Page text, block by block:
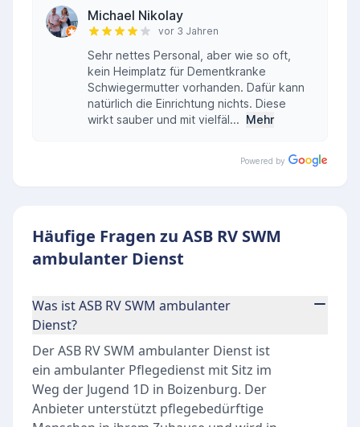
Michael Nikolay
vor 3 Jahren
Sehr nettes Personal, aber wie so oft,
kein Heimplatz für Dementkranke
Schwiegermutter vorhanden. Dafür kann
natürlich die Einrichtung nichts. Diese
wirkt sauber und mit vielfäl... Mehr
Powered by
Häufige Fragen zu ASB RV SWM
ambulanter Dienst
Was ist ASB RV SWM ambulanter
Dienst?
Der ASB RV SWM ambulanter Dienst ist
ein ambulanter Pflegedienst mit Sitz im
Weg der Jugend 1D in Boizenburg. Der
Anbieter unterstützt pflegebedürftige